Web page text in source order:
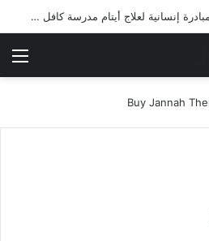
شركة نفط ميسان تطلق مبادرة إنسانية لعلاج أيتام مدرسة كافل اليتيم